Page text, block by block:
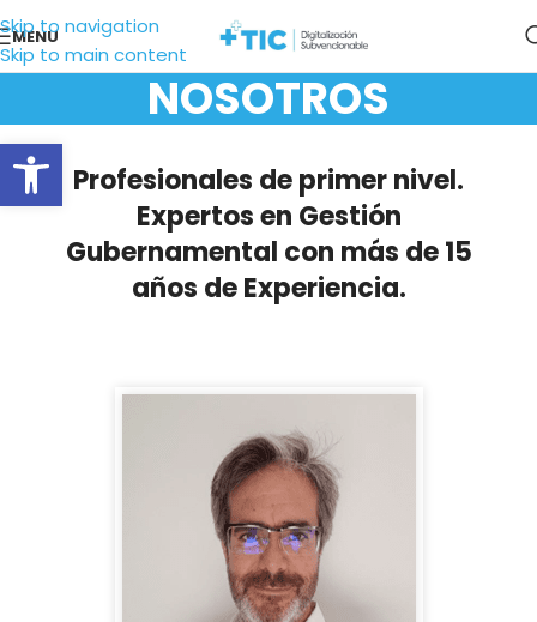
Skip to navigation
Skip to main content
MENU
NOSOTROS
Profesionales de primer nivel.
Expertos en Gestión
Gubernamental con más de 15
años de Experiencia.
Abrir barra de herramientas